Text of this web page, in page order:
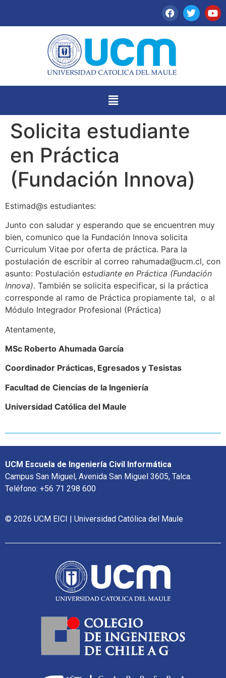
Solicita estudiante
en Práctica
(Fundación Innova)
Estimad@s estudiantes:
Junto con saludar y esperando que se encuentren muy
bien, comunico que la Fundación Innova solicita
Curriculum Vitae por oferta de práctica. Para la
postulación de escribir al correo rahumada@ucm.cl, con
asunto: Postulación estudiante en Práctica (Fundación
Innova). También se solicita especificar, si la práctica
corresponde al ramo de Práctica propiamente tal, o al
Módulo Integrador Profesional (Práctica)
Atentamente,
MSc Roberto Ahumada García
Coordinador Prácticas, Egresados y Tesistas
Facultad de Ciencias de la Ingeniería
Universidad Católica del Maule
UCM Escuela de Ingeniería Civil Informática
Campus San Miguel, Avenida San Miguel 3605, Talca.
Teléfono: +56 71 298 600
© 2026 UCM EICI | Universidad Católica del Maule